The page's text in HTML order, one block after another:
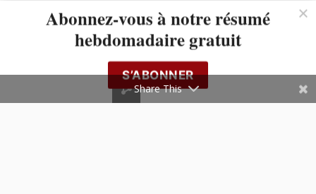
Abonnez-vous à notre résumé
hebdomadaire gratuit
S’ABONNER
Share This